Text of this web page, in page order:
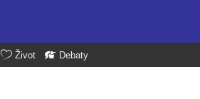
Život Debaty